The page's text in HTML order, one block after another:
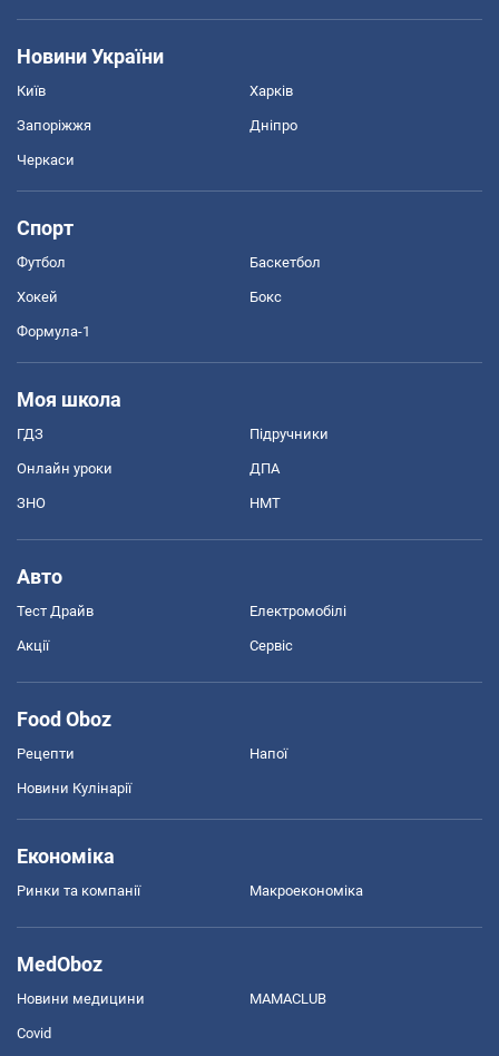
Новини України
Київ Харків
Запоріжжя Дніпро
Черкаси
Спорт
Футбол Баскетбол
Хокей Бокс
Формула-1
Моя школа
ГДЗ Підручники
Онлайн уроки ДПА
ЗНО НМТ
Авто
Тест Драйв Електромобілі
Акції Сервіс
Food Oboz
Рецепти Напої
Новини Кулінарії
Економіка
Ринки та компанії Макроекономіка
MedOboz
Новини медицини MAMACLUB
Covid